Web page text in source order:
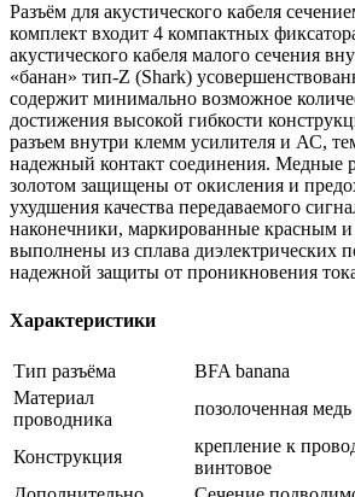
Разъём для акустического кабеля
комплект входит 4 компактных
акустического кабеля малого сечения
«банан» тип-Z (Shark)
содержит минимально возможное
достижения высокой гибкости
разъем внутри клемм усилителя и АС,
надежный контакт соединения. Медные
золотом защищены от окисления и
ухудшения качества передаваемого
наконечники, маркированные красным
выполнены из сплава диэлектрических
надежной защиты от проникновения
Характеристики
Тип разъёма
BFA banana
Материал
проводника
позолоченная медь
Конструкция
крепление к
винтовое